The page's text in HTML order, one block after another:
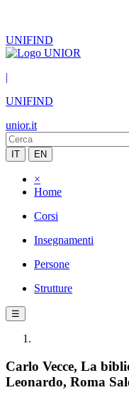
UNIFIND
|
UNIFIND
unior.it
IT EN
×
Home
Corsi
Insegnamenti
Persone
Strutture
☰
Carlo Vecce, La
Leonardo, Roma